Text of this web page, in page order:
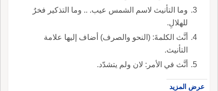
وما التأنيث لاسم الشمس عيب. .. وما التذكير فخرٌ
للهلالِ.
أنَّث الكلمةَ: (النحو والصرف) أضاف إليها علامة
التأنيث.
أنَّث في الأمر: لان ولم يتشدّد.
عرض المزيد